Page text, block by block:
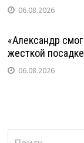
06.08.2026
«Александр
жесткой
06.08.2026
Найти: